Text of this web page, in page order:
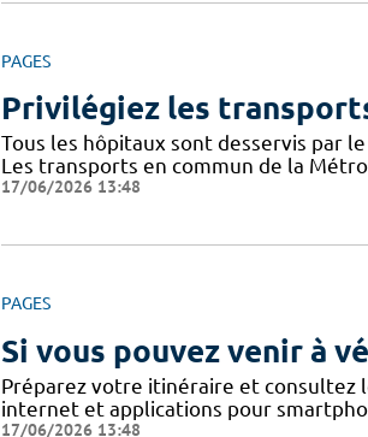
PAGES
Privilégiez les
Tous les hôpitaux sont desservis par
Les transports en commun de la
17/06/2026 13:48
PAGES
Si vous pouvez venir à
Préparez votre itinéraire et consultez
internet et applications pour
17/06/2026 13:48